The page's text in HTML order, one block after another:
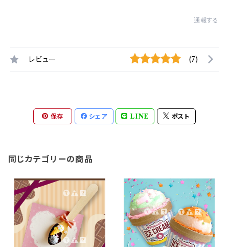
通報する
レビュー (7)
保存 シェア LINE ポスト
同じカテゴリーの商品